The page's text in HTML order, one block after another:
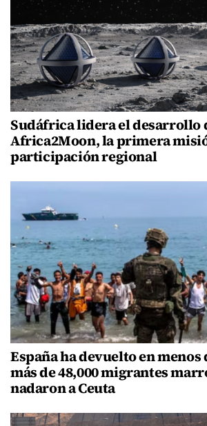
Sudáfrica lidera el desarrollo
Africa2Moon, la primera
participación regional
España ha devuelto en menos
más de 48,000 migrantes
nadaron a Ceuta